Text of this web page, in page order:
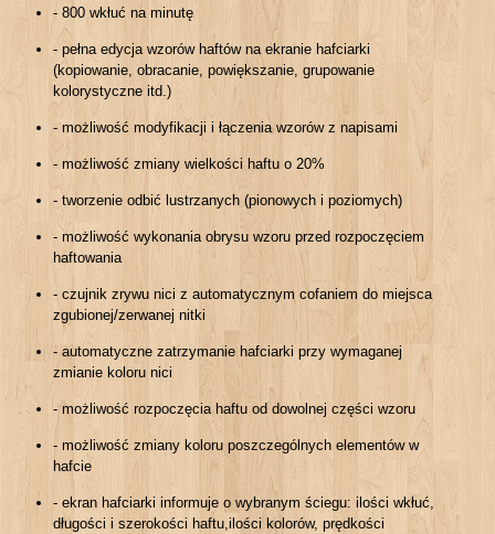
- 800 wkłuć na minutę
- pełna edycja wzorów haftów na ekranie hafciarki
(kopiowanie, obracanie, powiększanie, grupowanie
kolorystyczne itd.)
- możliwość modyfikacji i łączenia wzorów z napisami
- możliwość zmiany wielkości haftu o 20%
- tworzenie odbić lustrzanych (pionowych i poziomych)
- możliwość wykonania obrysu wzoru przed rozpoczęciem
haftowania
- czujnik zrywu nici z automatycznym cofaniem do miejsca
zgubionej/zerwanej nitki
- automatyczne zatrzymanie hafciarki przy wymaganej
zmianie koloru nici
- możliwość rozpoczęcia haftu od dowolnej części wzoru
- możliwość zmiany koloru poszczególnych elementów w
hafcie
- ekran hafciarki informuje o wybranym ściegu: ilości wkłuć,
długości i szerokości haftu,ilości kolorów, prędkości